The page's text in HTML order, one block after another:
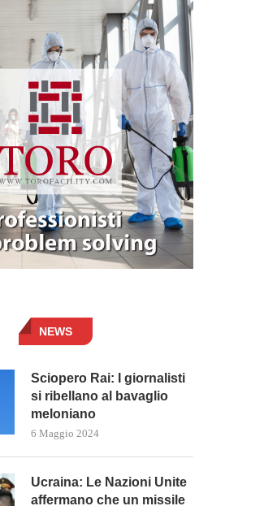
NEWS
Sciopero Rai: I giornalisti
si ribellano al bavaglio
meloniano
6 Maggio 2024
Ucraina: Le Nazioni Unite
affermano che un missile